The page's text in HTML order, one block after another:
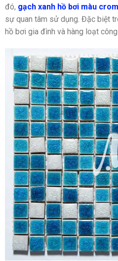
đó, gạch xanh hồ bơi màu
sự quan tâm sử dụng. Đặc biệt
hồ bơi gia đình và hàng loạt